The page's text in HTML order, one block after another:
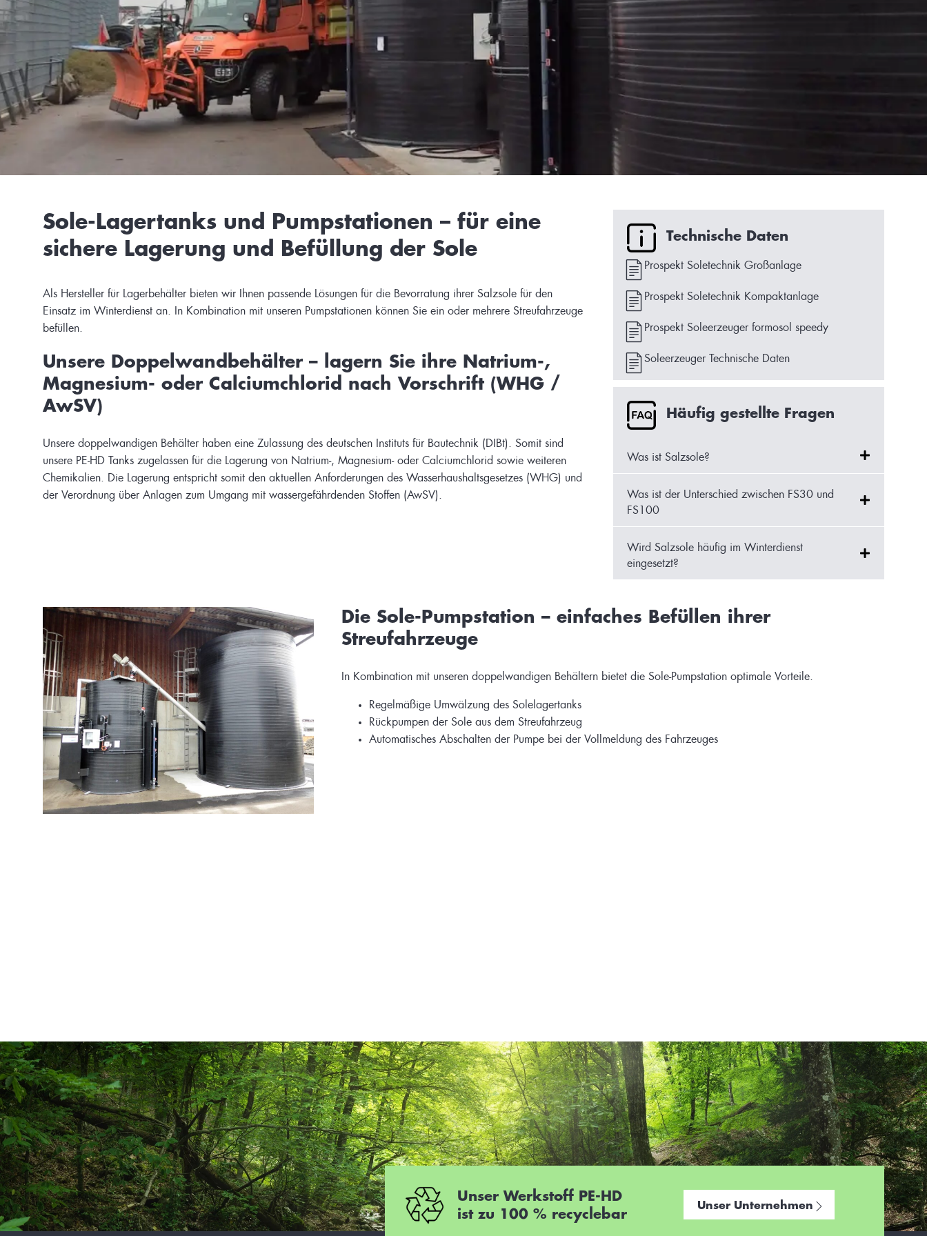
Sole-Lagertanks und Pumpstationen – für eine
sichere Lagerung und Befüllung der Sole
Als Hersteller für Lagerbehälter bieten wir Ihnen passende Lösungen für die Bevorratung ihrer Salzsole für den
Einsatz im Winterdienst an. In Kombination mit unseren Pumpstationen können Sie ein oder mehrere Streufahrzeuge
befüllen.
Unsere Doppelwandbehälter – lagern Sie ihre Natrium-,
Magnesium- oder Calciumchlorid nach Vorschrift (WHG /
AwSV)
Unsere doppelwandigen Behälter haben eine Zulassung des deutschen Instituts für Bautechnik (DIBt). Somit sind
unsere PE-HD Tanks zugelassen für die Lagerung von Natrium-, Magnesium- oder Calciumchlorid sowie weiteren
Chemikalien. Die Lagerung entspricht somit den aktuellen Anforderungen des Wasserhaushaltsgesetzes (WHG) und
der Verordnung über Anlagen zum Umgang mit wassergefährdenden Stoffen (AwSV).
Technische Daten
Prospekt Soletechnik Großanlage
Prospekt Soletechnik Kompaktanlage
Prospekt Soleerzeuger formosol speedy
Soleerzeuger Technische Daten
Häufig gestellte Fragen
Was ist Salzsole?
Was ist der Unterschied zwischen FS30 und
FS100
Wird Salzsole häufig im Winterdienst
eingesetzt?
Die Sole-Pumpstation – einfaches Befüllen ihrer
Streufahrzeuge
In Kombination mit unseren doppelwandigen Behältern bietet die Sole-Pumpstation optimale Vorteile.
Regelmäßige Umwälzung des Solelagertanks
Rückpumpen der Sole aus dem Streufahrzeug
Automatisches Abschalten der Pumpe bei der Vollmeldung des Fahrzeuges
Unser Werkstoff PE-HD
ist zu 100 % recyclebar
Unser Unternehmen